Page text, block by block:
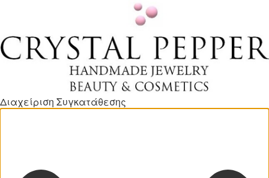
Διαχείριση Συγκατάθεσης